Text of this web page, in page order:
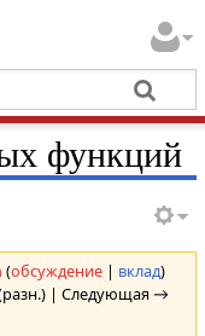
функций
(обсуждение| вклад)
| Следующая →